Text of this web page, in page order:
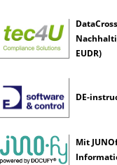
EUDR)
DE-
Mit